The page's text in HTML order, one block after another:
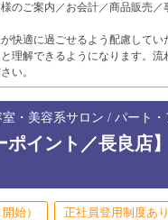
のご案内／お会計／商品販売／
快適に過ごせるよう配慮して
理解できるようになります。
い。
・美容系サロン / パート・
ポイント／長良店
始） 正社員登用制度あり